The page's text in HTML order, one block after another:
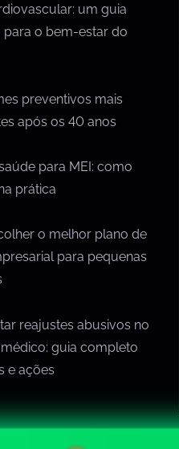
um guia
o bem-estar do
preventivos mais
após os 40 anos
para MEI: como
prática
o melhor plano de
para pequenas
reajustes abusivos no
guia completo
e ações